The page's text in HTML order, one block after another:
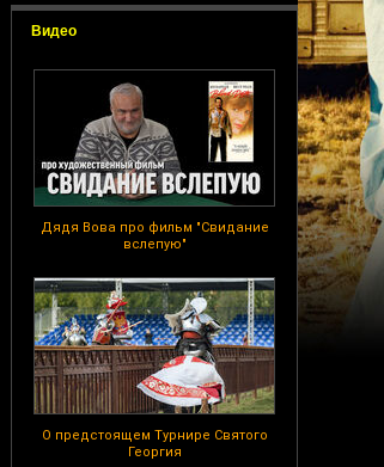
Видео
Дядя Вова про фильм "Свидание
вслепую"
О предстоящем Турнире Святого
Георгия